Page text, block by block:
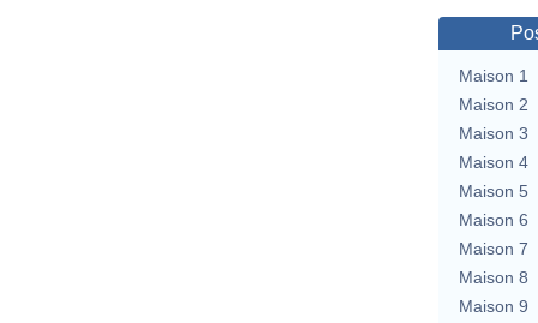
Maison 1
Maison 2
Maison 3
Maison 4
Maison 5
Maison 6
Maison 7
Maison 8
Maison 9